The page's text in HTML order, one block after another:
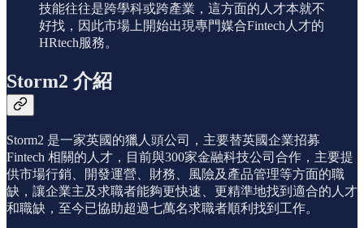
技能往往是跨學科或跨產業，這方面的人才本就不
好找，因此市場上開始出現專門媒合Fintech人才的
HRtech服務。
Storm2 介紹
Storm2 是一家英國的獵人頭公司，主要替英國企業招募
Fintech 相關的人才，目前與300家金融科技公司合作，主要提
供市場行銷、開發運營、財務、風險及產品管理等方面的職
缺，讓企業主及求職者能夠更快速、更精準地找到適合的人才
和職缺，至今已協助超過七萬名求職者順利找到工作。